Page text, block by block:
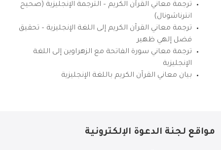
ترجمة معاني القرآن الكريم – الترجمة الإنجليزية (صحيح
انترناشونال)
ترجمة معاني القرآن الكريم إلى اللغة الإنجليزية – تحقيق
فضل إلهي ظهير
ترجمة معاني سورة الفاتحة مع الزهراوين إلى اللغة
الإنجليزية
بيان معاني القرآن الكريم باللغة الإنجليزية
مواقع لجنة الدعوة الإلكترونية